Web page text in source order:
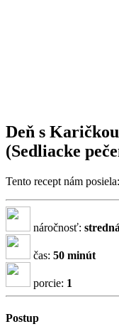
Deň s
(Sedliacke
Tento recept nám
náročnosť: stredná
čas: 50 minút
porcie: 1
Postup